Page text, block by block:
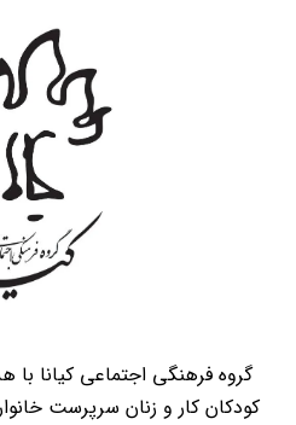
گروه فرهنگی اجتماعی کیانا
کودکان کار و زنان سرپرست